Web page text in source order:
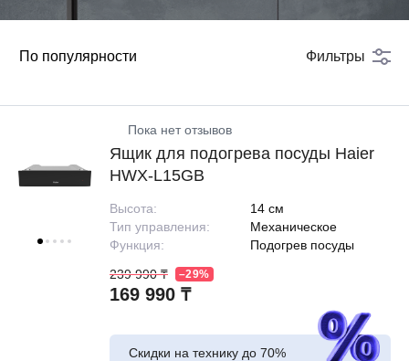
По популярности Фильтры
Пока нет отзывов
Ящик для подогрева посуды Haier
HWX-L15GB
Высота:
14 см
Тип управления:
Механическое
Функция:
Подогрев посуды
169 990 ₸
239 990 ₸ –29%
Скидки на технику до 70%